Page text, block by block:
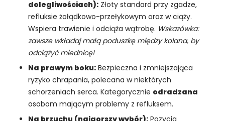
dolegliwościach): Złoty standard przy zgadze,
refluksie żołądkowo-przełykowym oraz w ciąży.
Wspiera trawienie i odciąża wątrobę. Wskazówka:
zawsze wkładaj małą poduszkę między kolana, by
odciążyć miednicę!
Na prawym boku: Bezpieczna i zmniejszająca
ryzyko chrapania, polecana w niektórych
schorzeniach serca. Kategorycznie odradzana
osobom mającym problemy z refluksem.
Na brzuchu (najgorszy wybór): Pozycja